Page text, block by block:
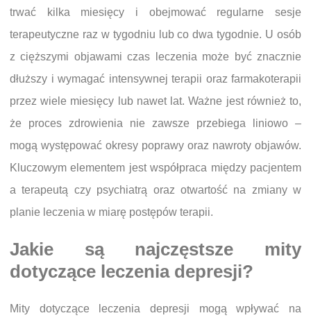
trwać kilka miesięcy i obejmować regularne sesje
terapeutyczne raz w tygodniu lub co dwa tygodnie. U osób
z cięższymi objawami czas leczenia może być znacznie
dłuższy i wymagać intensywnej terapii oraz farmakoterapii
przez wiele miesięcy lub nawet lat. Ważne jest również to,
że proces zdrowienia nie zawsze przebiega liniowo –
mogą występować okresy poprawy oraz nawroty objawów.
Kluczowym elementem jest współpraca między pacjentem
a terapeutą czy psychiatrą oraz otwartość na zmiany w
planie leczenia w miarę postępów terapii.
Jakie są najczęstsze mity
dotyczące leczenia depresji?
Mity dotyczące leczenia depresji mogą wpływać na